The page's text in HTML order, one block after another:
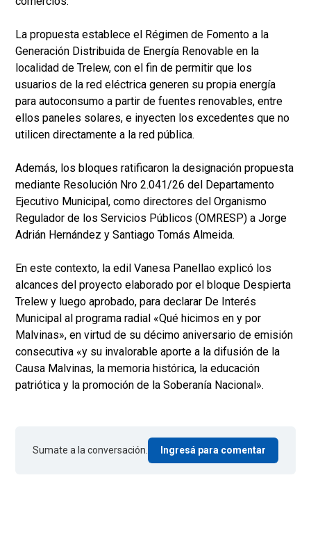
La propuesta establece el Régimen de Fomento a la
Generación Distribuida de Energía Renovable en la
localidad de Trelew, con el fin de permitir que los
usuarios de la red eléctrica generen su propia energía
para autoconsumo a partir de fuentes renovables, entre
ellos paneles solares, e inyecten los excedentes que no
utilicen directamente a la red pública.
Además, los bloques ratificaron la designación propuesta
mediante Resolución Nro 2.041/26 del Departamento
Ejecutivo Municipal, como directores del Organismo
Regulador de los Servicios Públicos (OMRESP) a Jorge
Adrián Hernández y Santiago Tomás Almeida.
En este contexto, la edil Vanesa Panellao explicó los
alcances del proyecto elaborado por el bloque Despierta
Trelew y luego aprobado, para declarar De Interés
Municipal al programa radial «Qué hicimos en y por
Malvinas», en virtud de su décimo aniversario de emisión
consecutiva «y su invalorable aporte a la difusión de la
Causa Malvinas, la memoria histórica, la educación
patriótica y la promoción de la Soberanía Nacional».
Sumate a la conversación. Ingresá para comentar